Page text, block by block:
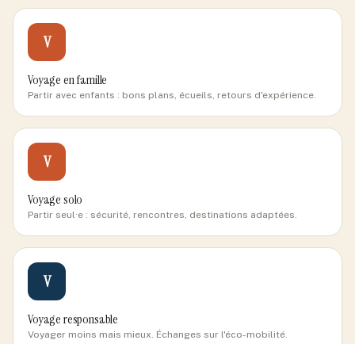
V
Voyage en famille
Partir avec enfants : bons plans, écueils, retours d'expérience.
V
Voyage solo
Partir seul·e : sécurité, rencontres, destinations adaptées.
V
Voyage responsable
Voyager moins mais mieux. Échanges sur l'éco-mobilité.